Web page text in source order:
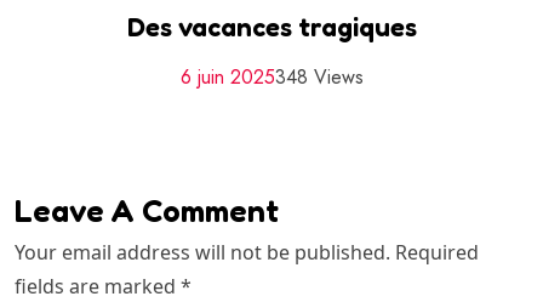
Des vacances tragiques
6 juin 2025348 Views
Leave A Comment
Your email address will not be published. Required
fields are marked *